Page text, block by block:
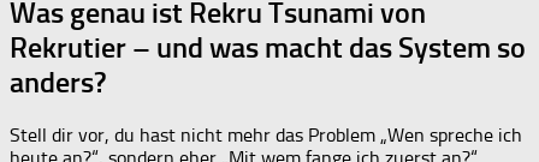
Was genau ist Rekru Tsunami von
Rekrutier – und was macht das System so
anders?
Stell dir vor, du hast nicht mehr das Problem „Wen spreche ich